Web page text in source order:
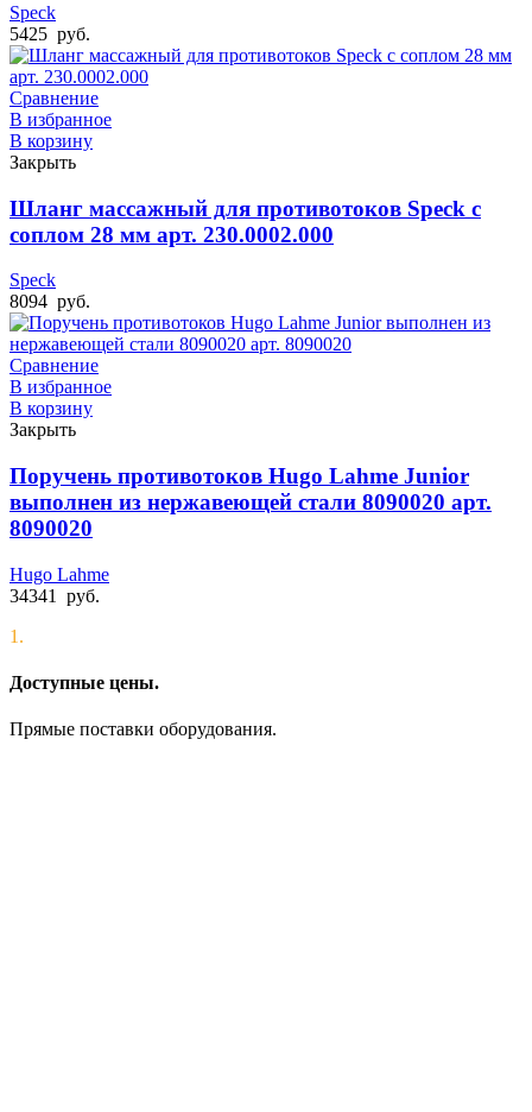
Speck
5425 руб.
Сравнение
В избранное
В корзину
Закрыть
Шланг массажный для противотоков Speck с
соплом 28 мм арт. 230.0002.000
Speck
8094 руб.
Сравнение
В избранное
В корзину
Закрыть
Поручень противотоков Hugo Lahme Junior
выполнен из нержавеющей стали 8090020 арт.
8090020
Hugo Lahme
34341
руб.
1.
Доступные цены.
Прямые поставки оборудования.